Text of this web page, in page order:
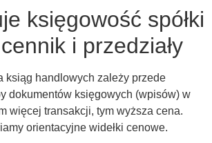
księgowość spółki
i przedziały
ksiąg handlowych zależy przede
dokumentów księgowych (wpisów) w
więcej transakcji, tym wyższa cena.
orientacyjne widełki cenowe.